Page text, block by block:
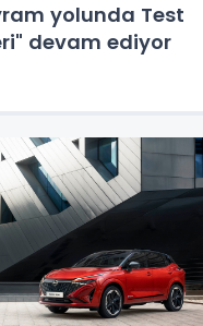
yolunda Test
Sürüş Günleri" devam ediyor